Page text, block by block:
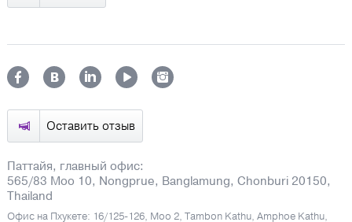
Оставить отзыв
Паттайя, главный офис:
565/83 Moo 10, Nongprue, Banglamung, Chonburi 20150,
Thailand
Офис на Пхукете: 16/125-126, Moo 2, Tambon Kathu, Amphoe Kathu,